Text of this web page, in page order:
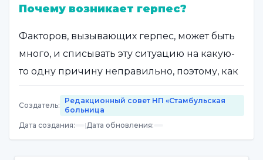
Почему возникает герпес?
Факторов, вызывающих герпес, может быть
много, и списывать эту ситуацию на какую-
то одну причину неправильно, поэтому, как
мы уже сказали, причин может быть много.
Причин, вызывающих герпес, может быть
несколько. Например, незащищенный
Создатель:
Редакционный совет НП «Стамбульская
больница
Дата создания: |Дата обновления: